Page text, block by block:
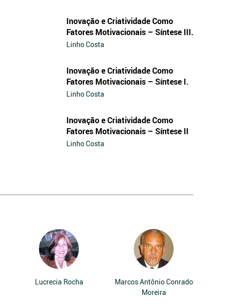
Inovação e Criatividade Como
Fatores Motivacionais – Síntese III.
Linho Costa
Inovação e Criatividade Como
Fatores Motivacionais – Síntese I.
Linho Costa
Inovação e Criatividade Como
Fatores Motivacionais – Síntese II
Linho Costa
Lucrecia Rocha
Marcos Antônio Conrado
Moreira